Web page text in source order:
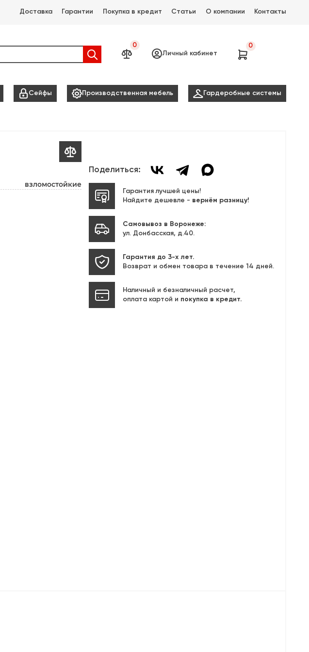
Доставка Гарантии Покупка в кредит Статьи О компании Контакты
 
0
Личный кабинет 
0
Сейфы Производственная мебель  Гардеробные системы

взломостойкие
Поделиться:
Гарантия лучшей цены!
Найдите дешевле - вернём разницу!
Самовывоз в Воронеже:
ул. Донбасская, д.40.
Гарантия до 3-х лет.
Возврат и обмен товара в течение 14 дней.
Наличный и безналичный расчет,
оплата картой и покупка в кредит.